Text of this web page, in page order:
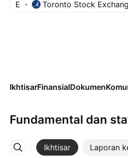
E Toronto Stock
IkhtisarFinansialDokumen
Fundamental dan
Ikhtisar Laporan
Lainnya